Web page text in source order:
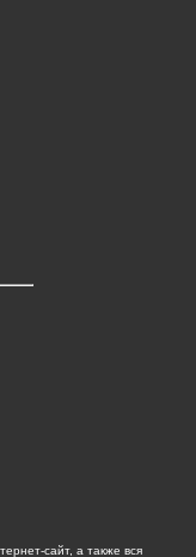
сайт, а также вся